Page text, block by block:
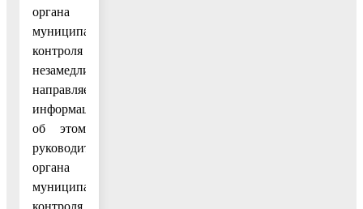
органа
муниципального
контроля
незамедлительно
направляет
информацию
об этом
руководителю
органа
муниципального
контроля